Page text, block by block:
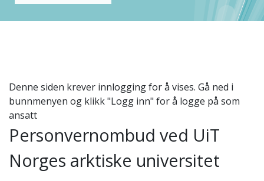
Denne siden krever innlogging for å vises. Gå ned i
bunnmenyen og klikk "Logg inn" for å logge på som
ansatt
Personvernombud ved UiT
Norges arktiske universitet